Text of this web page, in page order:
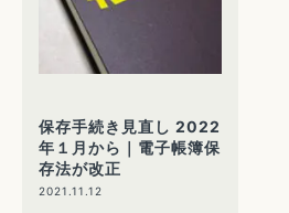
保存手続き見直し 2022
年１月から｜電子帳簿保
存法が改正
2021.11.12